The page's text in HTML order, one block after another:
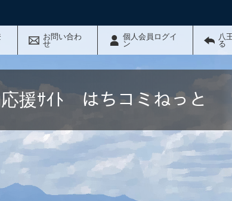
お問い合わ
せ
個人会員ログイ
ン
八
る
応援ｻｲﾄ はちコミねっと